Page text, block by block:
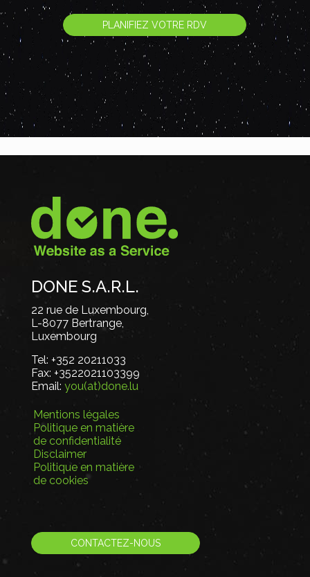
PLANIFIEZ VOTRE RDV
DONE S.A.R.L.
22 rue de Luxembourg,
L-8077 Bertrange,
Luxembourg
Tel: +352 20211033
Fax: +3522021103399
Email: you(at)done.lu
Mentions légales
Politique en matière
de confidentialité
Disclaimer
Politique en matière
de cookies
CONTACTEZ-NOUS